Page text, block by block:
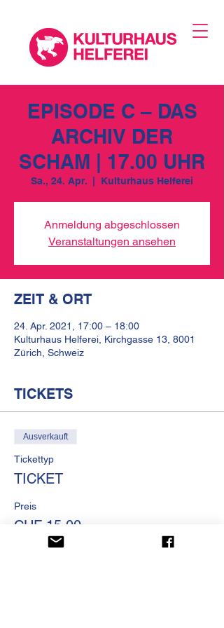
EPISODE C – DAS
ARCHIV DER
SCHAM | 17.00 UHR
Sa., 24. Apr. Kulturhaus Helferei
Anmeldung abgeschlossen
Veranstaltungen ansehen
ZEIT & ORT
24. Apr. 2021, 17:00 – 18:00
Kulturhaus Helferei, Kirchgasse 13, 8001
Zürich, Schweiz
TICKETS
Ausverkauft
Tickettyp
TICKET
Preis
CHF 15.00